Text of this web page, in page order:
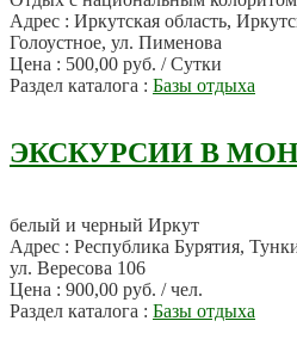
Адрес : Иркутская область,
Голоустное, ул. Пименова
Цена : 500,00 руб. / Сутки
Раздел каталога : Базы отдыха
ЭКСКУРСИИ В
белый и черный Иркут
Адрес : Республика Бурятия,
ул. Вересова 106
Цена : 900,00 руб. / чел.
Раздел каталога : Базы отдыха